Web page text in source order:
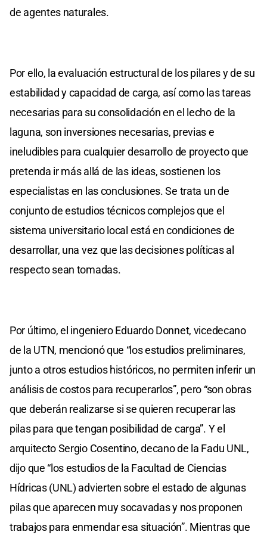
de agentes naturales.
Por ello, la evaluación estructural de los pilares y de su
estabilidad y capacidad de carga, así como las tareas
necesarias para su consolidación en el lecho de la
laguna, son inversiones necesarias, previas e
ineludibles para cualquier desarrollo de proyecto que
pretenda ir más allá de las ideas, sostienen los
especialistas en las conclusiones. Se trata un de
conjunto de estudios técnicos complejos que el
sistema universitario local está en condiciones de
desarrollar, una vez que las decisiones políticas al
respecto sean tomadas.
Por último, el ingeniero Eduardo Donnet, vicedecano
de la UTN, mencionó que “los estudios preliminares,
junto a otros estudios históricos, no permiten inferir un
análisis de costos para recuperarlos”, pero “son obras
que deberán realizarse si se quieren recuperar las
pilas para que tengan posibilidad de carga”. Y el
arquitecto Sergio Cosentino, decano de la Fadu UNL,
dijo que “los estudios de la Facultad de Ciencias
Hídricas (UNL) advierten sobre el estado de algunas
pilas que aparecen muy socavadas y nos proponen
trabajos para enmendar esa situación”. Mientras que